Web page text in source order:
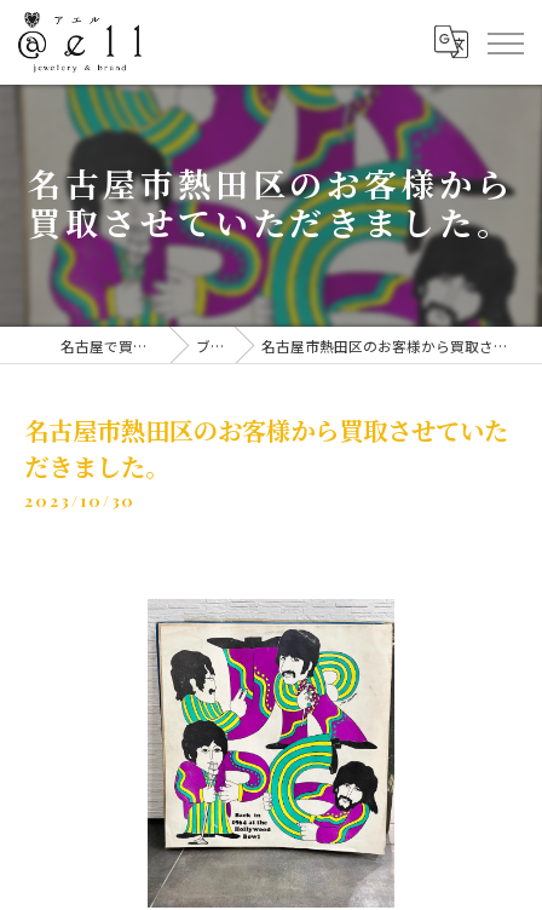
名古屋市熱田区のお客様から
買取させていただきました。
名古屋で買取なら@ell ブログ 名古屋市熱田区のお客様から買取させていただきました。
名古屋市熱田区のお客様から買取させていた
だきました。
2023/10/30